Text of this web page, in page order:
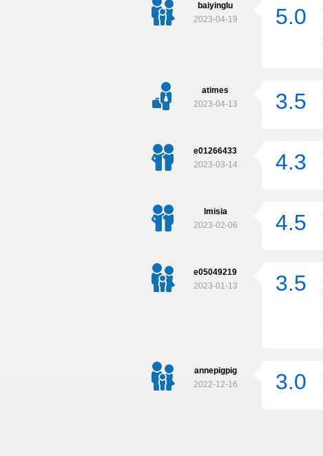
baiyinglu
2023-04-19
5.0
atimes
2023-04-13
3.5
e01266433
2023-03-14
4.3
lmisia
2023-02-06
4.5
e05049219
2023-01-13
3.5
annepigpig
2022-12-16
3.0